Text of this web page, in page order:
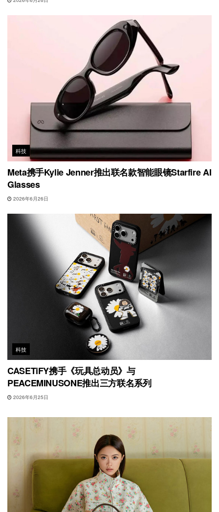
科技
Meta携手Kylie Jenner推出联名款智能眼镜Starfire AI
Glasses
2026年6月26日
科技
CASETiFY携手《玩具总动员》与
PEACEMINUSONE推出三方联名系列
2026年6月25日